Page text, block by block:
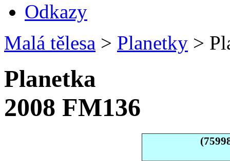
Odkazy
Malá tělesa > Planetky >
Planetka
2008 FM136